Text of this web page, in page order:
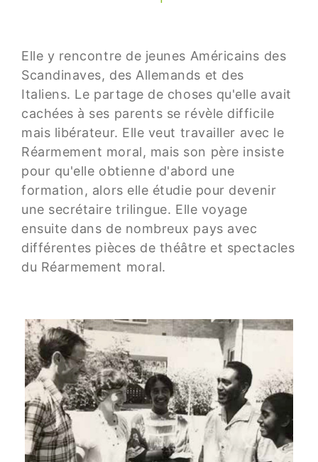
Elle y rencontre de jeunes Américains des
Scandinaves, des Allemands et des
Italiens. Le partage de choses qu'elle avait
cachées à ses parents se révèle difficile
mais libérateur. Elle veut travailler avec le
Réarmement moral, mais son père insiste
pour qu'elle obtienne d'abord une
formation, alors elle étudie pour devenir
une secrétaire trilingue. Elle voyage
ensuite dans de nombreux pays avec
différentes pièces de théâtre et spectacles
du Réarmement moral.